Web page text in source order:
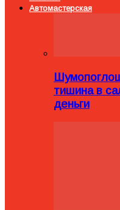
Автомастерская
тишина в
деньги